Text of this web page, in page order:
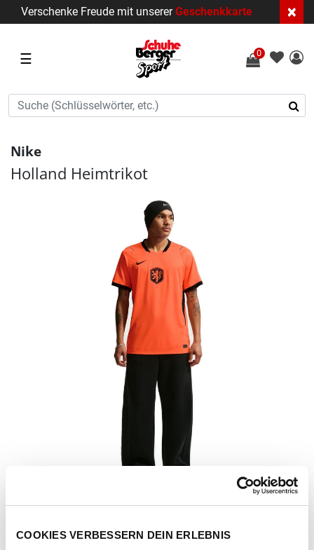
COOKIES VERBESSERN DEIN ERLEBNIS
Verschenke Freude mit unsererGeschenkkarte ×
☰ 0
Nike
Holland Heimtrikot